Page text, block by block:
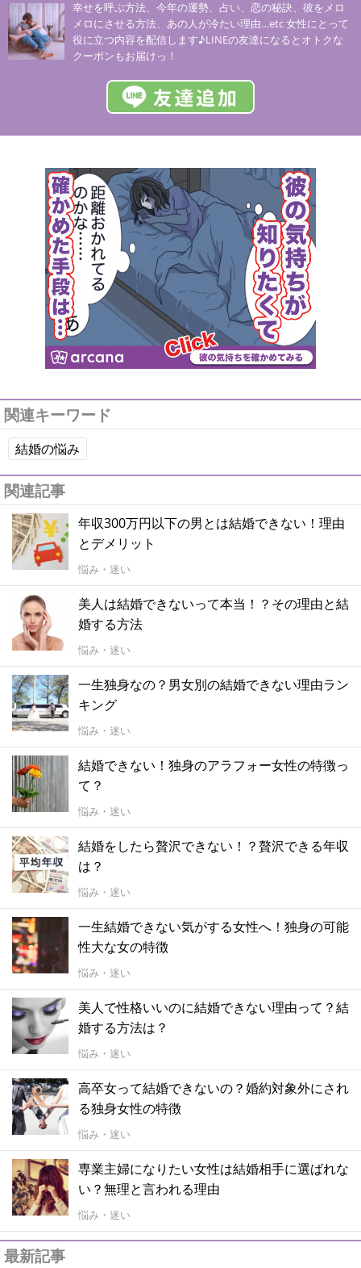
幸せを呼ぶ方法、今年の運勢、占い、恋の秘訣、彼をメロ
メロにさせる方法、あの人が冷たい理由…etc 女性にとって
役に立つ内容を配信します♪LINEの友達になるとオトクな
クーポンもお届けっ！
関連キーワード
結婚の悩み
関連記事
年収300万円以下の男とは結婚できない！理由
とデメリット
悩み・迷い
美人は結婚できないって本当！？その理由と結
婚する方法
悩み・迷い
一生独身なの？男女別の結婚できない理由ラン
キング
悩み・迷い
結婚できない！独身のアラフォー女性の特徴っ
て？
悩み・迷い
結婚をしたら贅沢できない！？贅沢できる年収
は？
悩み・迷い
一生結婚できない気がする女性へ！独身の可能
性大な女の特徴
悩み・迷い
美人で性格いいのに結婚できない理由って？結
婚する方法は？
悩み・迷い
高卒女って結婚できないの？婚約対象外にされ
る独身女性の特徴
悩み・迷い
専業主婦になりたい女性は結婚相手に選ばれな
い？無理と言われる理由
悩み・迷い
最新記事